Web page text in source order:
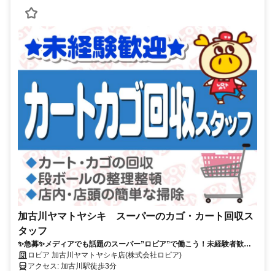
加古川ヤマトヤシキ スーパーのカゴ・カート回収ス
タッフ
✨急募✨メディアでも話題のスーパー”ロピア”で働こう！未経験者歓
迎！ロピア 加古川ヤマトヤシキ店(株式会社ロピア)
アクセス: 加古川駅徒歩3分